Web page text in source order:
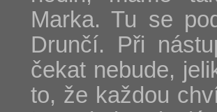
Marka. Tu se
Drunčí. Při
čekat nebude,
to, že každou